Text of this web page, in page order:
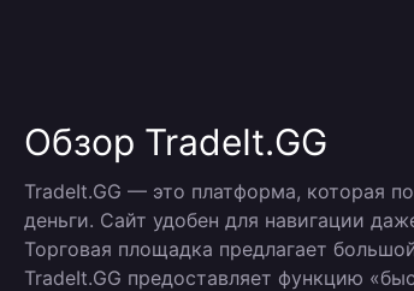
Обзор TradeIt.GG
TradeIt.GG — это платформа, которая
деньги. Сайт удобен для навигации
Торговая площадка предлагает
TradeIt.GG предоставляет функцию